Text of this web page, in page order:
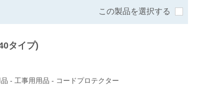
この製品を選択する
タイプ)
- 工事用用品 - コードプロテクター